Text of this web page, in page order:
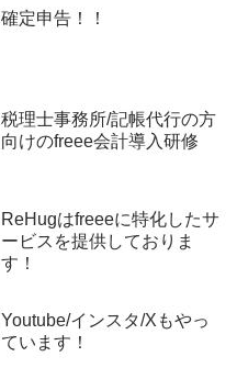
確定申告！！
税理士事務所/記帳代行の方
向けのfreee会計導入研修
ReHugはfreeeに特化したサ
ービスを提供しておりま
す！
Youtube/インスタ/Xもやっ
ています！